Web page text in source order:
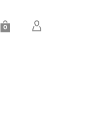
0